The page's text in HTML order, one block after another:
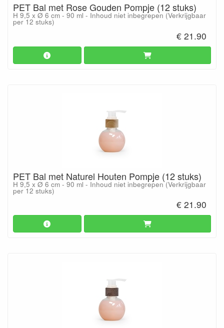
PET Bal met Rose Gouden Pompje (12 stuks)
H 9,5 x Ø 6 cm - 90 ml - Inhoud niet inbegrepen (Verkrijgbaar
per 12 stuks)
€ 21.90
PET Bal met Naturel Houten Pompje (12 stuks)
H 9,5 x Ø 6 cm - 90 ml - Inhoud niet inbegrepen (Verkrijgbaar
per 12 stuks)
€ 21.90